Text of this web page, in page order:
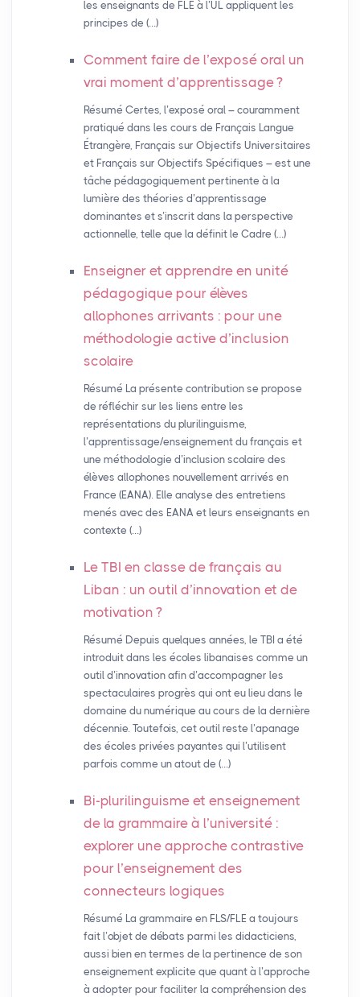
les enseignants de FLE à l’UL appliquent les
principes de (…)
Comment faire de l’exposé oral un
vrai moment d’apprentissage?
Résumé Certes, l’exposé oral – couramment
pratiqué dans les cours de Français Langue
Étrangère, Français sur Objectifs Universitaires
et Français sur Objectifs Spécifiques – est une
tâche pédagogiquement pertinente à la
lumière des théories d’apprentissage
dominantes et s’inscrit dans la perspective
actionnelle, telle que la définit le Cadre (…)
Enseigner et apprendre en unité
pédagogique pour élèves
allophones arrivants : pour une
méthodologie active d’inclusion
scolaire
Résumé La présente contribution se propose
de réfléchir sur les liens entre les
représentations du plurilinguisme,
l’apprentissage/enseignement du français et
une méthodologie d’inclusion scolaire des
élèves allophones nouvellement arrivés en
France (EANA). Elle analyse des entretiens
menés avec des EANA et leurs enseignants en
contexte (…)
Le TBI en classe de français au
Liban : un outil d’innovation et de
motivation ?
Résumé Depuis quelques années, le TBI a été
introduit dans les écoles libanaises comme un
outil d’innovation afin d’accompagner les
spectaculaires progrès qui ont eu lieu dans le
domaine du numérique au cours de la dernière
décennie. Toutefois, cet outil reste l’apanage
des écoles privées payantes qui l’utilisent
parfois comme un atout de (…)
Bi-plurilinguisme et enseignement
de la grammaire à l’université :
explorer une approche contrastive
pour l’enseignement des
connecteurs logiques
Résumé La grammaire en FLS/FLE a toujours
fait l’objet de débats parmi les didacticiens,
aussi bien en termes de la pertinence de son
enseignement explicite que quant à l’approche
à adopter pour faciliter la compréhension des